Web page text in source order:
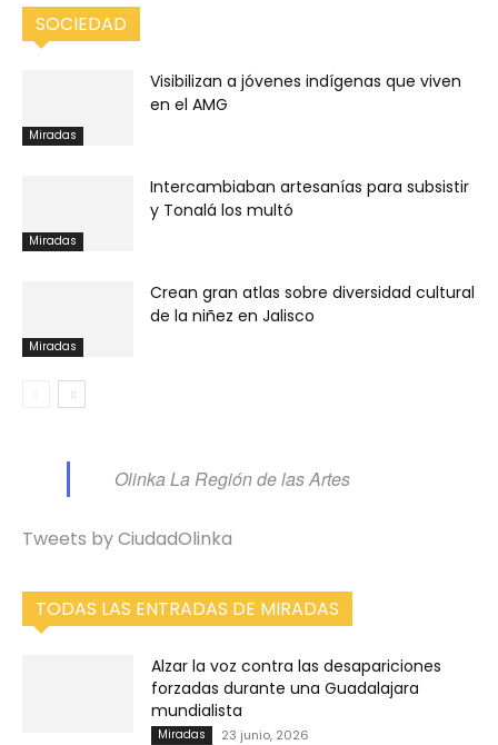
SOCIEDAD
Miradas
Visibilizan a jóvenes indígenas que viven
en el AMG
Miradas
Intercambiaban artesanías para subsistir
y Tonalá los multó
Miradas
Crean gran atlas sobre diversidad cultural
de la niñez en Jalisco
Olinka La Región de las Artes
Tweets by CiudadOlinka
TODAS LAS ENTRADAS DE MIRADAS
Alzar la voz contra las desapariciones
forzadas durante una Guadalajara
mundialista
Miradas 23 junio, 2026